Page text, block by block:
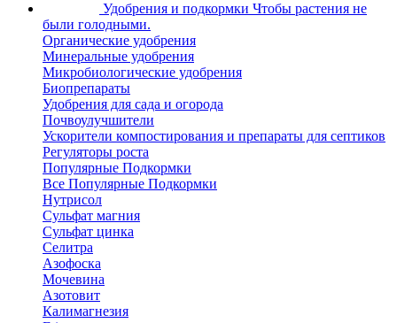
Удобрения и подкормки Чтобы растения не
были голодными.
Органические удобрения
Минеральные удобрения
Микробиологические удобрения
Биопрепараты
Удобрения для сада и огорода
Почвоулучшители
Ускорители компостирования и препараты для септиков
Регуляторы роста
Популярные Подкормки
Все Популярные Подкормки
Нутрисол
Сульфат магния
Сульфат цинка
Селитра
Азофоска
Мочевина
Азотовит
Калимагнезия